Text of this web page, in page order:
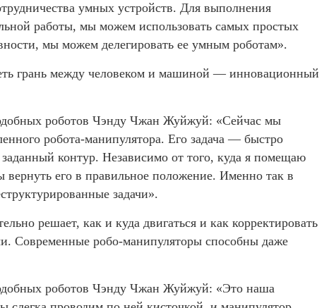
умных устройств. Для выполнения
работы, мы можем использовать самых простых
мы можем делегировать ее умным роботам».
грань между человеком и машиной — инновационный
роботов Чэнду Чжан Жуйжуй: «Сейчас мы
робота-манипулятора. Его задача — быстро
контур. Независимо от того, куда я помещаю
вернуть его в правильное положение. Именно так в
задачи».
решает, как и куда двигаться и как корректировать
Современные робо-манипуляторы способны даже
роботов Чэнду Чжан Жуйжуй: «Это наша